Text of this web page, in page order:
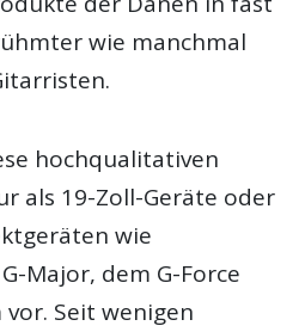
wie manchmal
hochqualitativen
als 19-Zoll-Geräte oder
wie
Major, dem G-Force
Seit wenigen